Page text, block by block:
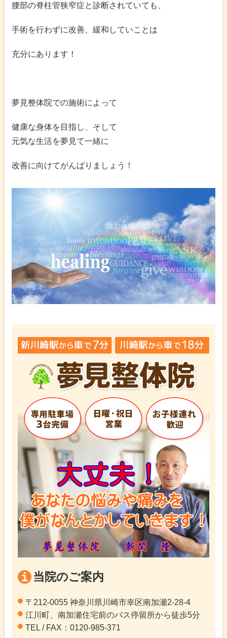
腰部の脊柱管狭窄症と診断されていても、
手術を行わずに改善、緩和していことは
充分にあります！
夢見整体院での施術によって
健康な身体を目指し、そして
元気な生活を夢見て一緒に
改善に向けてがんばりましょう！
当院のご案内
〒212-0055 神奈川県川崎市幸区南加瀬2-28-4
江川町、南加瀬住宅前のバス停留所から徒歩5分
TEL / FAX：0120-985-371